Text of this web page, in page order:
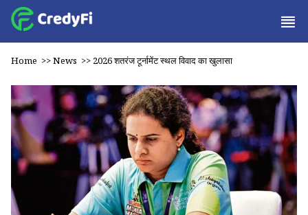
Home >>News >> 2026 शतरंज टूर्नामेंट स्थल विवाद का खुलासा